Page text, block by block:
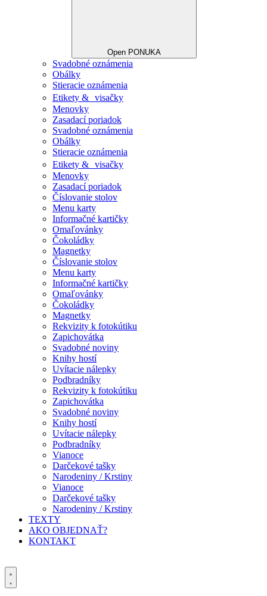
Open PONUKA
Svadobné oznámenia
Obálky
Stieracie oznámenia
Etikety & visačky
Menovky
Zasadací poriadok
Svadobné oznámenia
Obálky
Stieracie oznámenia
Etikety & visačky
Menovky
Zasadací poriadok
Číslovanie stolov
Menu karty
Informačné kartičky
Omaľovánky
Čokoládky
Magnetky
Číslovanie stolov
Menu karty
Informačné kartičky
Omaľovánky
Čokoládky
Magnetky
Rekvizity k fotokútiku
Zapichovátka
Svadobné noviny
Knihy hostí
Uvítacie nálepky
Podbradníky
Rekvizity k fotokútiku
Zapichovátka
Svadobné noviny
Knihy hostí
Uvítacie nálepky
Podbradníky
Vianoce
Darčekové tašky
Narodeniny / Krstiny
Vianoce
Darčekové tašky
Narodeniny / Krstiny
TEXTY
AKO OBJEDNAŤ?
KONTAKT